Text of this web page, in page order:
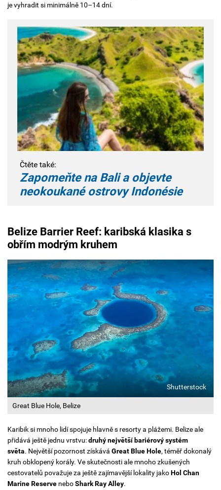
je vyhradit si minimálně 10–14 dní.
Čtěte také:
Zapomeňte na Bali a objevte
neokoukané ostrovy Indonésie
Belize Barrier Reef: karibská klasika s
obřím modrým kruhem
Great Blue Hole, Belize
Shutterstock
Karibik si mnoho lidí spojuje hlavně s resorty a plážemi. Belize ale
přidává ještě jednu vrstvu:druhý největší bariérový systém
světa. Největší pozornost získává Great Blue Hole, téměř dokonalý
kruh obklopený korály. Ve skutečnosti ale mnoho zkušených
cestovatelů považuje za ještě zajímavější lokality jakoHol Chan
Marine Reserve neboShark Ray Alley.